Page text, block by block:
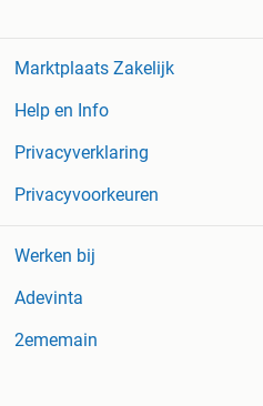
Marktplaats Zakelijk
Help en Info
Privacyverklaring
Privacyvoorkeuren
Werken bij
Adevinta
2ememain